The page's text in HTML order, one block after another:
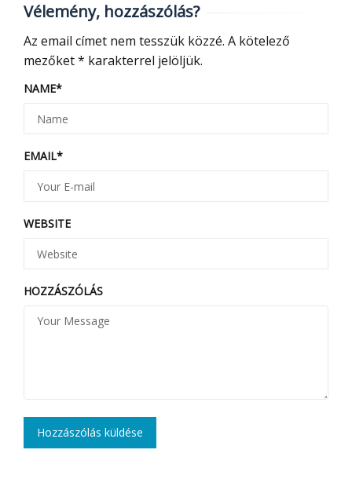
Vélemény, hozzászólás?
Az email címet nem tesszük közzé. A kötelező
mezőket* karakterrel jelöljük.
NAME*
EMAIL*
WEBSITE
HOZZÁSZÓLÁS